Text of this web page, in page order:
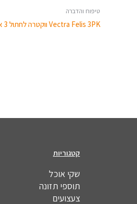
טיפוח והדברה
Vectra Felis 3PK ווקטרה לחתול 3 אמפולות
קטגוריות
שקי אוכל
תוספי תזונה
צעצועים